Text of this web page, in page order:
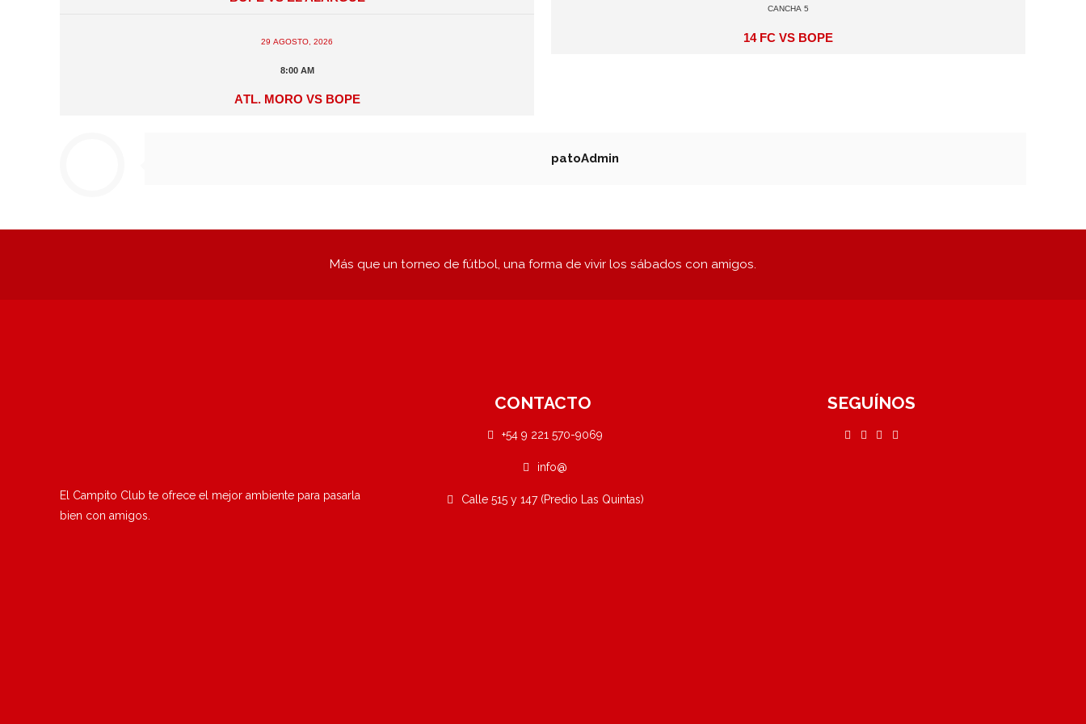
29 agosto, 2026
8:00 am
Atl. Moro vs BOPE
Cancha 5
14 FC vs BOPE
patoAdmin
Más que un torneo de fútbol, una forma de vivir los sábados con amigos.
El Campito Club te ofrece el mejor ambiente para pasarla
bien con amigos.
CONTACTO
+54 9 221 570-9069
info@
Calle 515 y 147 (Predio Las Quintas)
SEGUÍNOS